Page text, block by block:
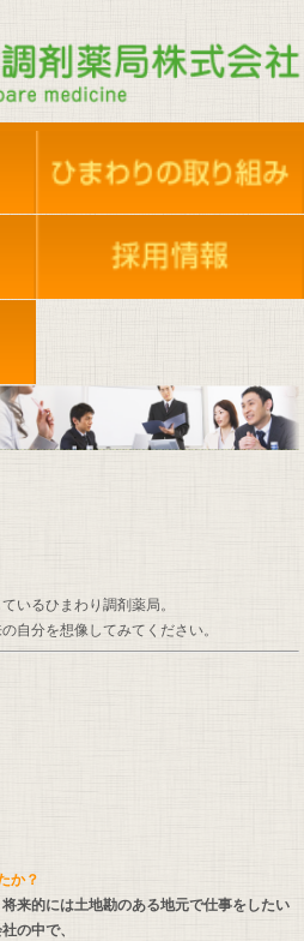
いるひまわり調剤薬局。
自分を想像してみてください。
か？
的には土地勘のある地元で仕事をしたい
の中で、